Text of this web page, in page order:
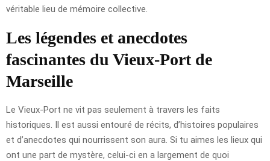
véritable lieu de mémoire collective.
Les légendes et anecdotes
fascinantes du Vieux-Port de
Marseille
Le Vieux-Port ne vit pas seulement à travers les faits
historiques. Il est aussi entouré de récits, d’histoires populaires
et d’anecdotes qui nourrissent son aura. Si tu aimes les lieux qui
ont une part de mystère, celui-ci en a largement de quoi